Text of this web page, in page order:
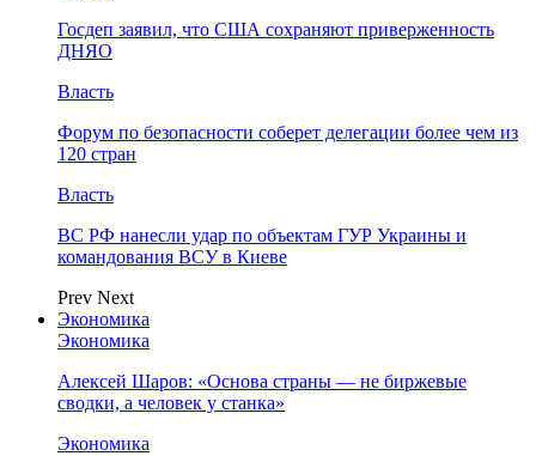
Госдеп заявил, что США сохраняют приверженность
ДНЯО
Власть
Форум по безопасности соберет делегации более чем из
120 стран
Власть
ВС РФ нанесли удар по объектам ГУР Украины и
командования ВСУ в Киеве
Prev Next
Экономика
Экономика
Алексей Шаров: «Основа страны — не биржевые
сводки, а человек у станка»
Экономика